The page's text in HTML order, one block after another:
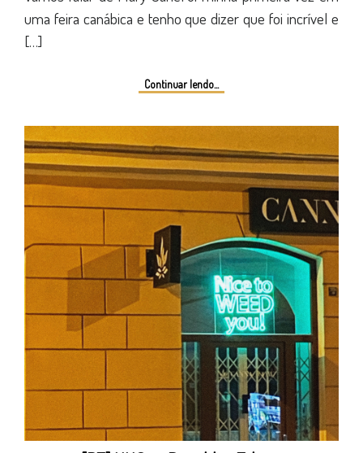
uma feira canábica e tenho que dizer que foi incrível e
[…]
Continuar lendo...